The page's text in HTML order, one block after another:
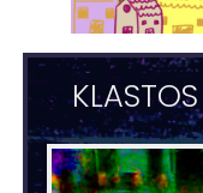
KLASTOS